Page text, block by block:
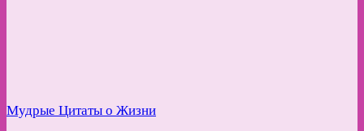
Мудрые Цитаты о Жизни